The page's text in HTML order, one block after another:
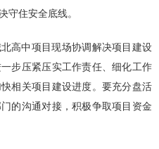
守住安全底线。
高中项目现场协调解决项目建设
步压紧压实工作责任、细化工作
相关项目建设进度。要充分盘活
的沟通对接，积极争取项目资金